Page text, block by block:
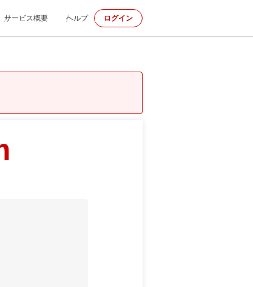
サービス概要 ヘルプ ログイン